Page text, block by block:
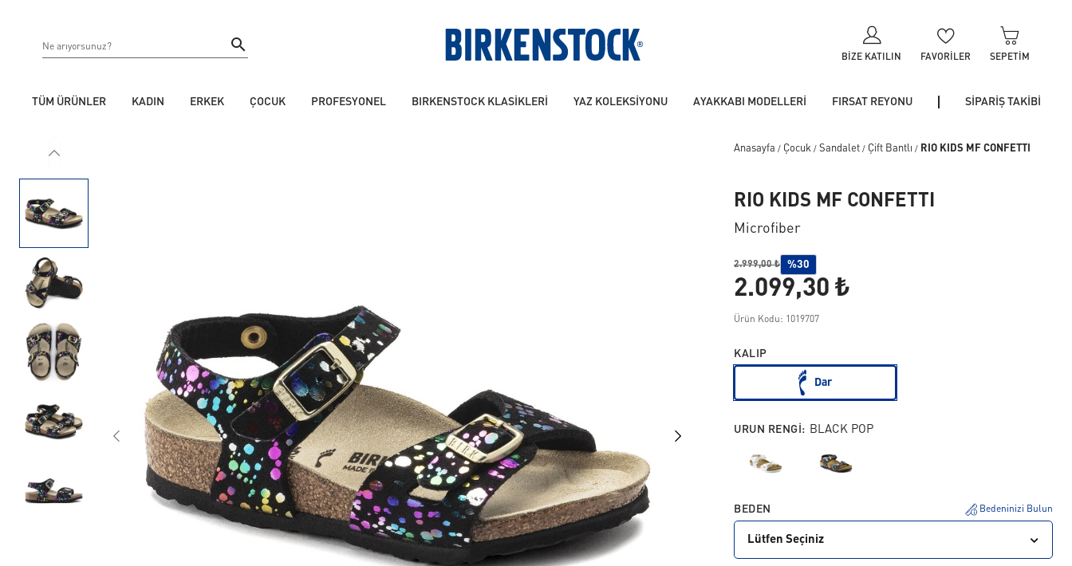
BIZE KATILIN FAVORILER SEPETIM
TÜM ÜRÜNLER KADIN ERKEK ÇOCUK PROFESYONEL BIRKENSTOCK KLASİKLERİ YAZ KOLEKSİYONU AYAKKABI MODELLERİ FIRSAT REYONU SİPARİŞ TAKİBİ
Anasayfa / Çocuk / Sandalet / Çift Bantlı / RIO KIDS MF CONFETTI
RIO KIDS MF CONFETTI
Microfiber
2.999,00 ₺ %30
2.099,30 ₺
Ürün Kodu: 1019707
KALIP
Dar
URUN RENGI: BLACK POP
BEDEN Bedeninizi Bulun
Lütfen Seçiniz